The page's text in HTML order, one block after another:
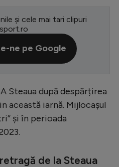
și cele mai tari clipuri
ne pe Google
Steaua după despărțirea
această iarnă. Mijlocașul
și în perioada
de la Steaua